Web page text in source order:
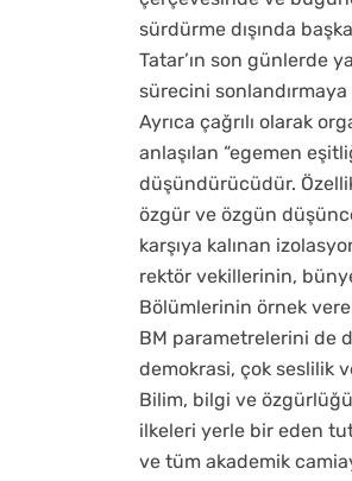
sürdürme dışında
Tatar’ın son günlerde
sürecini
Ayrıca çağrılı olarak
anlaşılan “egemen
düşündürücüdür.
özgür ve özgün
karşıya kalınan
rektör vekillerinin,
Bölümlerinin örnek
BM parametrelerini de
demokrasi, çok seslilik
Bilim, bilgi ve
ilkeleri yerle bir eden
ve tüm akademik